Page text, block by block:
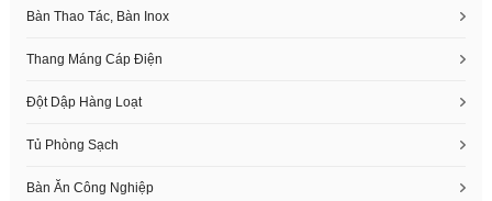
Bàn Thao Tác, Bàn Inox
Thang Máng Cáp Điện
Đột Dập Hàng Loạt
Tủ Phòng Sạch
Bàn Ăn Công Nghiệp